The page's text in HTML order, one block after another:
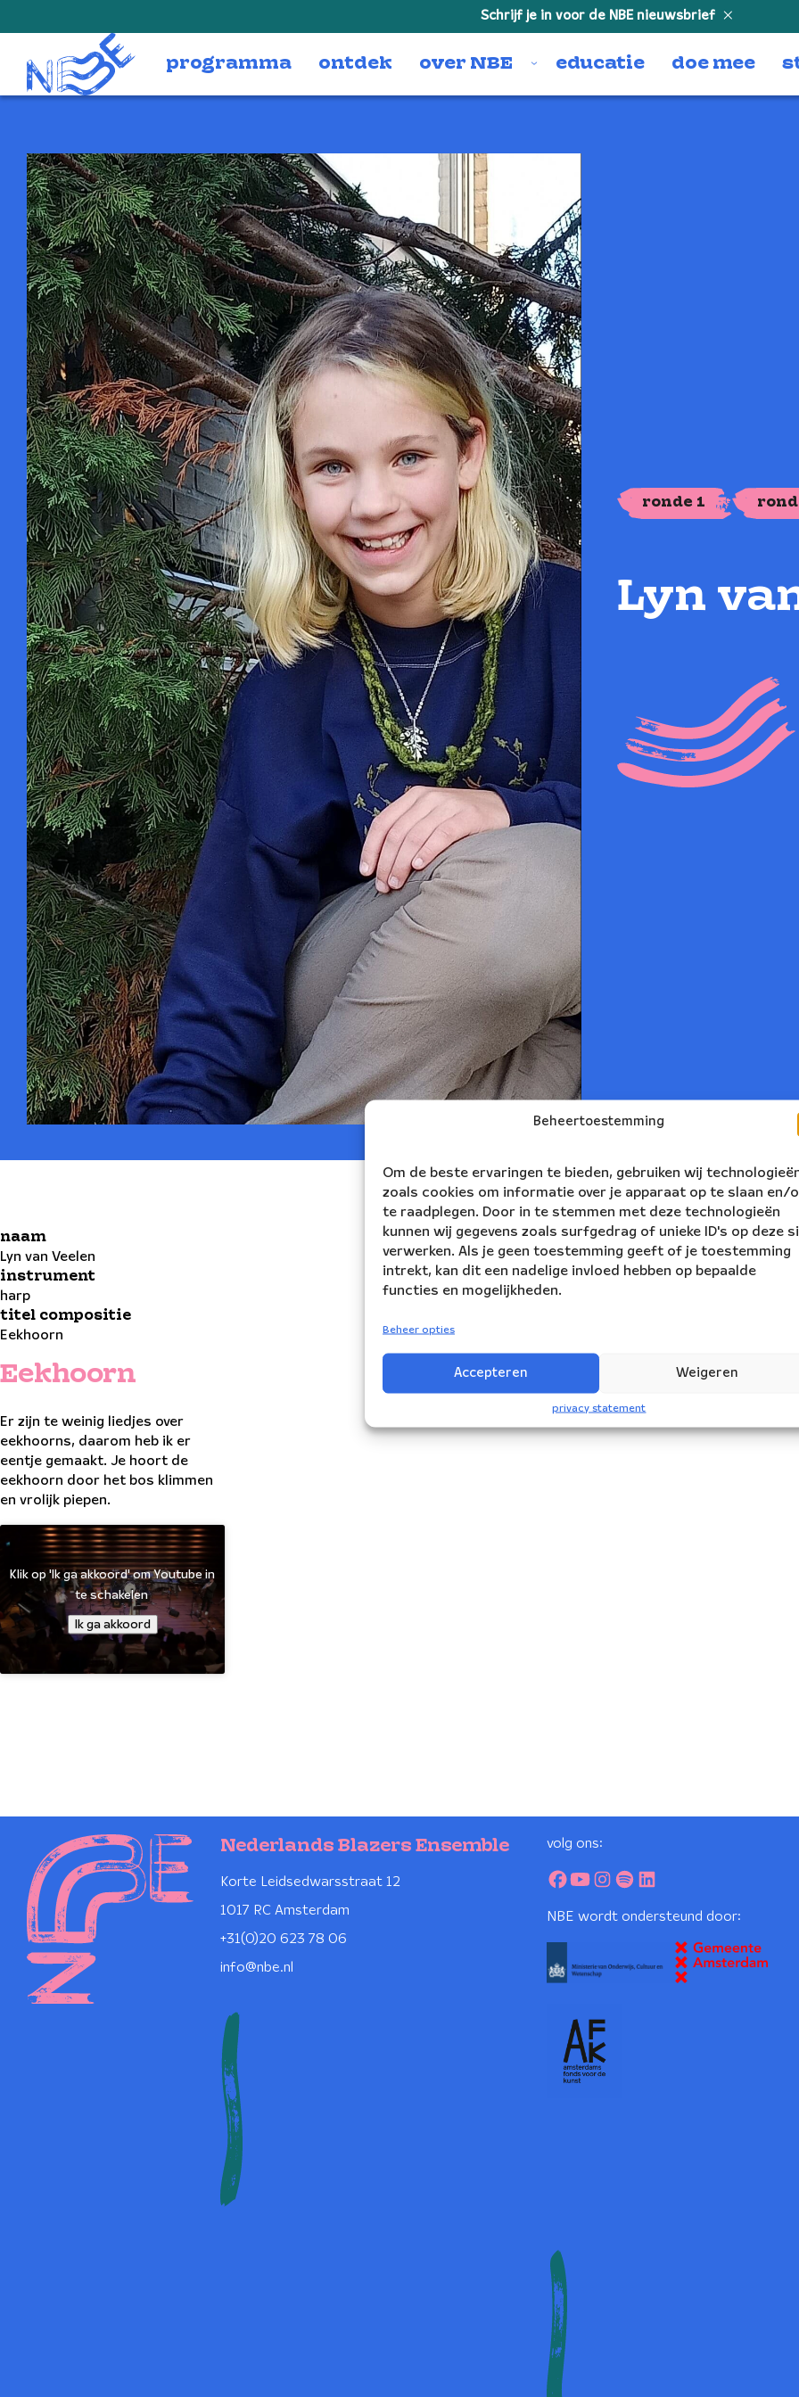
Beheertoestemming
Om de beste ervaringen te bieden, gebruiken wij
zoals cookies om informatie over je apparaat op te slaan en/
te raadplegen. Door in te stemmen met deze technologieën
kunnen wij gegevens zoals surfgedrag of unieke ID's op deze
verwerken. Als je geen toestemming geeft of je toestemming
intrekt, kan dit een nadelige invloed hebben op bepaalde
functies en mogelijkheden.
Beheer opties
Accepteren Weigeren
privacy statement
Schrijf je in voor de NBE nieuwsbrief
programma ontdek over NBE educatie doe mee
ronde 1
Lyn
naam
Lyn van Veelen
instrument
harp
titel compositie
Eekhoorn
Eekhoorn
Er zijn te weinig liedjes over
eekhoorns, daarom heb ik er
eentje gemaakt. Je hoort de
eekhoorn door het bos klimmen
en vrolijk piepen.
Klik op 'Ik ga akkoord' om Youtube in
te schakelen
Ik ga akkoord
Nederlands Blazers Ensemble
Korte Leidsedwarsstraat 12
1017 RC Amsterdam
+31(0)20 623 78 06
info@nbe.nl
volg ons:
NBE wordt ondersteund door: